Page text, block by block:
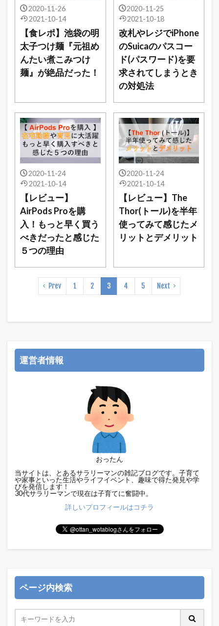
2020-11-26
2021-10-14
【食レポ】池袋の明
太子つけ麺『元祖め
んたい煮こみつけ
麺』が絶品だった！
2020-11-25
2021-10-18
改札やレジでiPhone
のSuicaのパスコー
ド(パスワード)を要
求されてしまうとき
の対処法
2020-11-24
2021-10-14
【レビュー】
AirPods Proを購
入！もっと早く買う
べきだったと感じた
５つの理由
2020-11-24
2021-10-14
【レビュー】The
Thor(トール)を半年
使ってみて感じたメ
リットとデメリット
Prev 1 2 3 4 5 Next
運営者情報
おったん
当サイトは、とあるサラリーマンの雑記ブログです。子育て
や家事といった生活やライフイベント、趣味で得た発見や学
びを発信します！
30代サラリーマンで現在は子育てに奮闘中。
詳しいプロフィールはコチラ
ページ内検索